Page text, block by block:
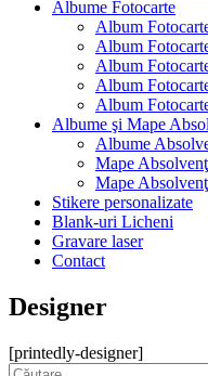
Albume Fotocarte
Album
Album
Album
Album
Album
Albume şi Mape
Albume
Mape
Mape
Stikere personalizate
Blank-uri Licheni
Gravare laser
Contact
Designer
[printedly-designer]
Caută